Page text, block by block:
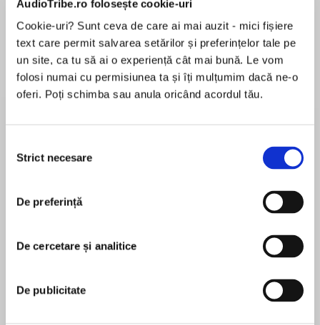
AudioTribe.ro folosește cookie-uri
Cookie-uri? Sunt ceva de care ai mai auzit - mici fișiere
text care permit salvarea setărilor și preferințelor tale pe
un site, ca tu să ai o experiență cât mai bună. Le vom
folosi numai cu permisiunea ta și îți mulțumim dacă ne-o
oferi. Poți schimba sau anula oricând acordul tău.
consimțământului
Strict necesare
De preferință
De cercetare și analitice
De publicitate
Desprecarte
The career management secrets that experts
and top professionals use.
Get results fast with this quick, easy guide to
• Assess your career goals
• Make yourself visible for your ideal job
• Get yourself noticed and promoted, or go it
alone
pentru această carte
Following a successful career as a fund manager